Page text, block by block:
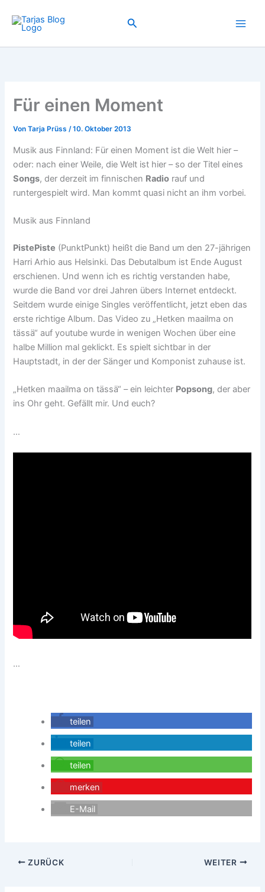
Inhalt
springen
Suchen
Für einen Moment
VonTarja Prüss/10. Oktober 2013
Musik aus Finnland: Für einen Moment ist die Welt hier –
oder: nach einer Weile, die Welt ist hier – so der Titel eines
Songs, der derzeit im finnischen Radio rauf und
runtergespielt wird. Man kommt quasi nicht an ihm vorbei.
Musik aus Finnland
PistePiste (PunktPunkt) heißt die Band um den 27-jährigen
Harri Arhio aus Helsinki. Das Debutalbum ist Ende August
erschienen. Und wenn ich es richtig verstanden habe,
wurde die Band vor drei Jahren übers Internet entdeckt.
Seitdem wurde einige Singles veröffentlicht, jetzt eben das
erste richtige Album. Das Video zu „Hetken maailma on
tässä“ auf youtube wurde in wenigen Wochen über eine
halbe Million mal geklickt. Es spielt sichtbar in der
Hauptstadt, in der der Sänger und Komponist zuhause ist.
„Hetken maailma on tässä“ – ein leichter Popsong, der aber
ins Ohr geht. Gefällt mir. Und euch?
…
…
teilen
teilen
teilen
merken
E-Mail
ZURÜCK WEITER